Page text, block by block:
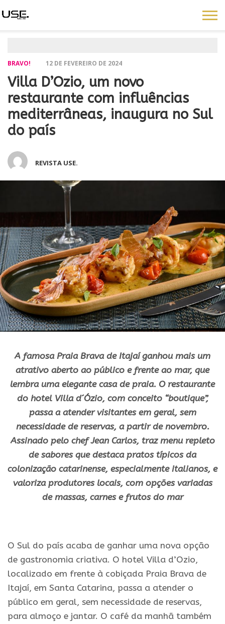
BRAVO! 12 DE FEVEREIRO DE 2024
Villa D’Ozio, um novo
restaurante com influências
mediterrâneas, inaugura no Sul
do país
REVISTA USE.
A famosa Praia Brava de Itajaí ganhou mais um
atrativo aberto ao público e frente ao mar, que
lembra uma elegante casa de praia. O restaurante
do hotel Villa d´Ózio, com conceito “boutique”,
passa a atender visitantes em geral, sem
necessidade de reservas, a partir de novembro.
Assinado pelo chef Jean Carlos, traz menu repleto
de sabores que destaca pratos típicos da
colonização catarinense, especialmente italianos, e
valoriza produtores locais, com opções variadas
de massas, carnes e frutos do mar
O Sul do país acaba de ganhar uma nova opção
de gastronomia criativa. O hotel Villa d’Ozio,
localizado em frente à cobiçada Praia Brava de
Itajaí, em Santa Catarina, passa a atender o
público em geral, sem necessidade de reservas,
para almoço e jantar. O café da manhã também